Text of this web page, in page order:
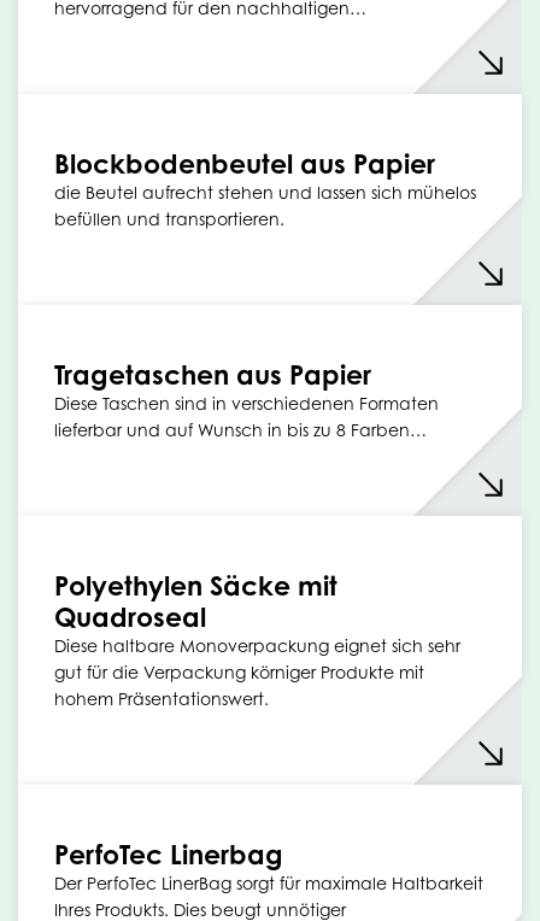
hervorragend für den nachhaltigen…
Blockbodenbeutel aus Papier
die Beutel aufrecht stehen und lassen sich mühelos
befüllen und transportieren.
Tragetaschen aus Papier
Diese Taschen sind in verschiedenen Formaten
lieferbar und auf Wunsch in bis zu 8 Farben…
Polyethylen Säcke mit
Quadroseal
Diese haltbare Monoverpackung eignet sich sehr
gut für die Verpackung körniger Produkte mit
hohem Präsentationswert.
PerfoTec Linerbag
Der PerfoTec LinerBag sorgt für maximale Haltbarkeit
Ihres Produkts. Dies beugt unnötiger